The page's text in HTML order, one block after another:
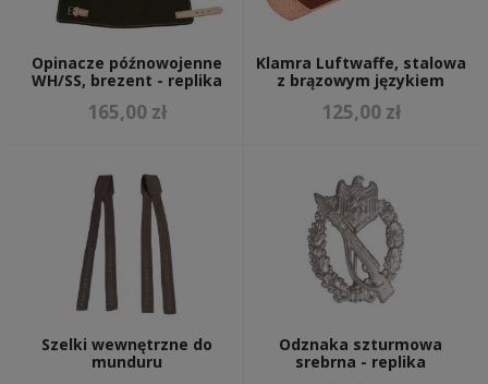
Opinacze późnowojenne
WH/SS, brezent - replika
165,00 zł
Klamra Luftwaffe, stalowa
z brązowym językiem
125,00 zł
Szelki wewnętrzne do
munduru
Odznaka szturmowa
srebrna - replika